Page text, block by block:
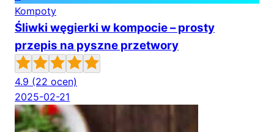
Kompoty
Śliwki węgierki w kompocie – prosty
przepis na pyszne przetwory
4.9 (22 ocen)
2025-02-21